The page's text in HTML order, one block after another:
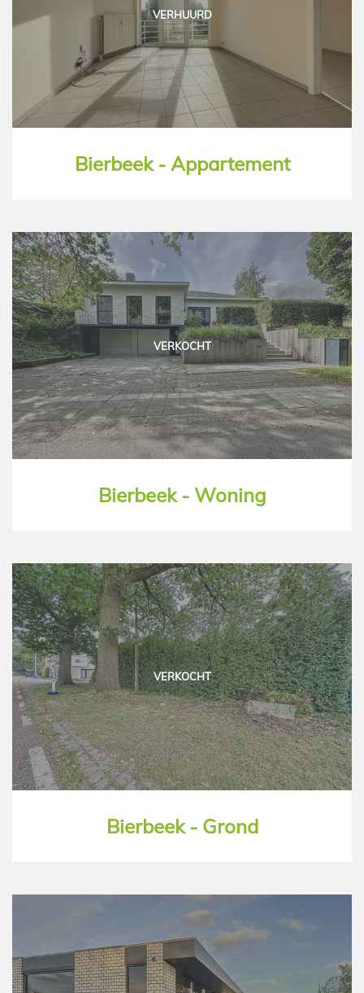
VERHUURD
Bierbeek - Appartement
VERKOCHT
Bierbeek - Woning
VERKOCHT
Bierbeek - Grond